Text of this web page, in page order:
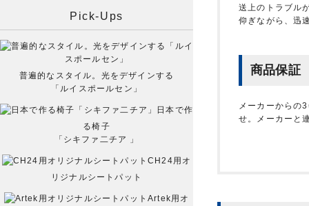
送上のトラブル
仰ぎながら、迅
商品保証
メーカーからの
せ。メーカーと
Pick-Ups
普遍的なスタイル。光をデザインする
「ルイスポールセン」
日本で作
る椅子
「シキファ二チア 」
CH24用オ
リジナルシートパット
Artek用オ